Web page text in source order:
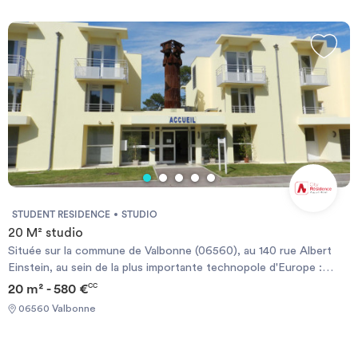
m². All accommodations are furnished.
STUDENT RESIDENCE STUDIO
20 M² studio
Située sur la commune de Valbonne (06560), au 140 rue Albert
Einstein, au sein de la plus importante technopole d'Europe :
Sophia Antipolis, La Résidence EINSTEIN SOPHIA propose des
studios (20m² - 550€) ou T2 (30m² - 750€) meublés avec cuisine
équipée. La Résidence Einstein Sophia se situe à proximité
20 m² - 580 €CC
06560 Valbonne